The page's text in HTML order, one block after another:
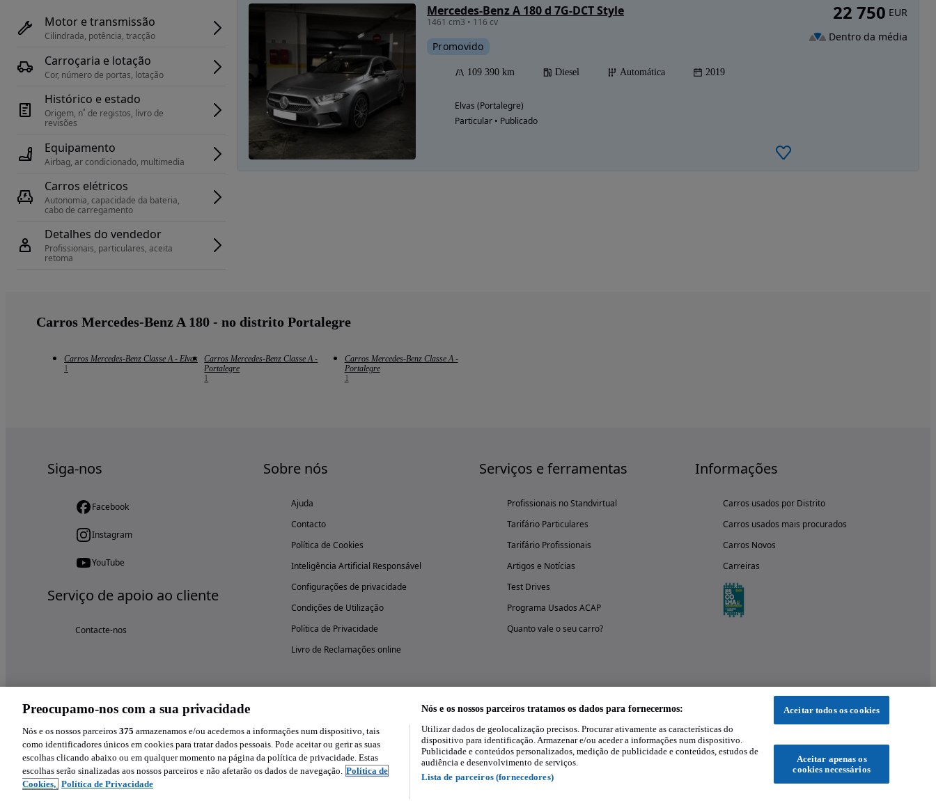
Motor e transmissão
Cilindrada, potência, tracção
Carroçaria e lotação
Cor, número de portas, lotação
Histórico e estado
Origem, n˚ de registos, livro de
revisões
Equipamento
Airbag, ar condicionado, multimedia
Carros elétricos
Autonomia, capacidade da bateria,
cabo de carregamento
Detalhes do vendedor
Profissionais, particulares, aceita
retoma
Mercedes-Benz A 180 d 7G-DCT Style
1461 cm3 • 116 cv
Promovido
109 390 km Diesel Automática 2019
Elvas (Portalegre)
Particular • Publicado
22 750 EUR
Dentro da média
Carros Mercedes-Benz A 180 - no distrito Portalegre
Carros Mercedes-Benz Classe A - Elvas
1
Carros Mercedes-Benz Classe A -
Portalegre
1
Carros Mercedes-Benz Classe A -
Portalegre
1
Siga-nos
Facebook
Instagram
YouTube
Serviço de apoio ao cliente
Contacte-nos
Sobre nós
Ajuda
Contacto
Política de Cookies
Inteligência Artificial Responsável
Configurações de privacidade
Condições de Utilização
Política de Privacidade
Livro de Reclamações online
Serviços e ferramentas
Profissionais no Standvirtual
Tarifário Particulares
Tarifário Profissionais
Artigos e Notícias
Test Drives
Programa Usados ACAP
Quanto vale o seu carro?
Informações
Carros usados por Distrito
Carros usados mais procurados
Carros Novos
Carreiras
Experimenta a aplicação
Preocupamo-nos com a sua privacidade
Nós e os nossos parceiros 375 armazenamos e/ou acedemos a informações num dispositivo, tais
como identificadores únicos em cookies para tratar dados pessoais. Pode aceitar ou gerir as suas
escolhas clicando abaixo ou em qualquer momento na página da política de privacidade. Estas
escolhas serão sinalizadas aos nossos parceiros e não afetarão os dados de navegação. Política de
Cookies, Política de Privacidade
Nós e os nossos parceiros tratamos os dados para fornecermos:
Utilizar dados de geolocalização precisos. Procurar ativamente as características do
dispositivo para identificação. Armazenar e/ou aceder a informações num dispositivo.
Publicidade e conteúdos personalizados, medição de publicidade e conteúdos, estudos de
audiência e desenvolvimento de serviços.
Lista de parceiros (fornecedores)
Aceitar todos os cookies
Aceitar apenas os
cookies necessários